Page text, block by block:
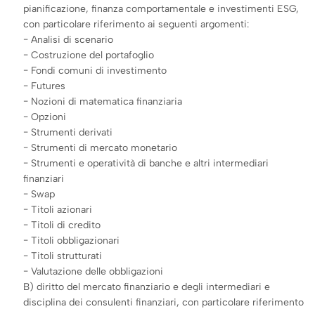
pianificazione, finanza comportamentale e investimenti ESG,
con particolare riferimento ai seguenti argomenti:
− Analisi di scenario
− Costruzione del portafoglio
− Fondi comuni di investimento
− Futures
− Nozioni di matematica finanziaria
− Opzioni
− Strumenti derivati
− Strumenti di mercato monetario
− Strumenti e operatività di banche e altri intermediari
finanziari
− Swap
− Titoli azionari
− Titoli di credito
− Titoli obbligazionari
− Titoli strutturati
− Valutazione delle obbligazioni
B) diritto del mercato finanziario e degli intermediari e
disciplina dei consulenti finanziari, con particolare riferimento